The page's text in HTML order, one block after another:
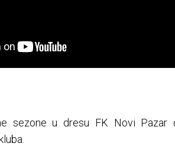
sezone u dresu FK Novi Pazar